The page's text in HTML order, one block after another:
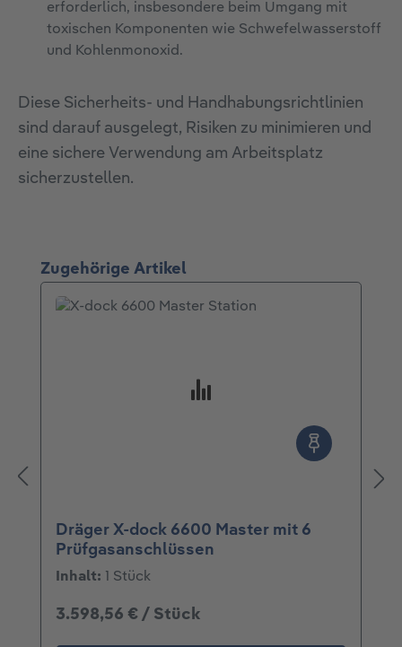
erforderlich, insbesondere beim Umgang mit
toxischen Komponenten wie Schwefelwasserstoff
und Kohlenmonoxid.
Diese Sicherheits- und Handhabungsrichtlinien
sind darauf ausgelegt, Risiken zu minimieren und
eine sichere Verwendung am Arbeitsplatz
sicherzustellen.
Produktgalerie überspringen
Zugehörige Artikel
Dräger X-dock 6600 Master mit 6
Prüfgasanschlüssen
Inhalt: 1 Stück
3.598,56 € / Stück